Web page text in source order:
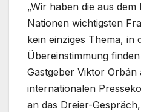
„Wir haben die aus
Nationen wichtigsten
kein einziges Thema, in
Übereinstimmung
Gastgeber Viktor Orbán
internationalen
an das Dreier-